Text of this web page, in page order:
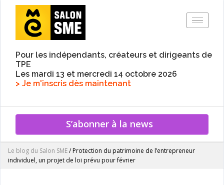
Pour les indépendants, créateurs et dirigeants de
TPE
Les mardi 13 et mercredi 14 octobre 2026
> Je m'inscris dès maintenant
S’abonner à la news
Le blog du Salon SME/Protection du patrimoine de l’entrepreneur
individuel, un projet de loi prévu pour février